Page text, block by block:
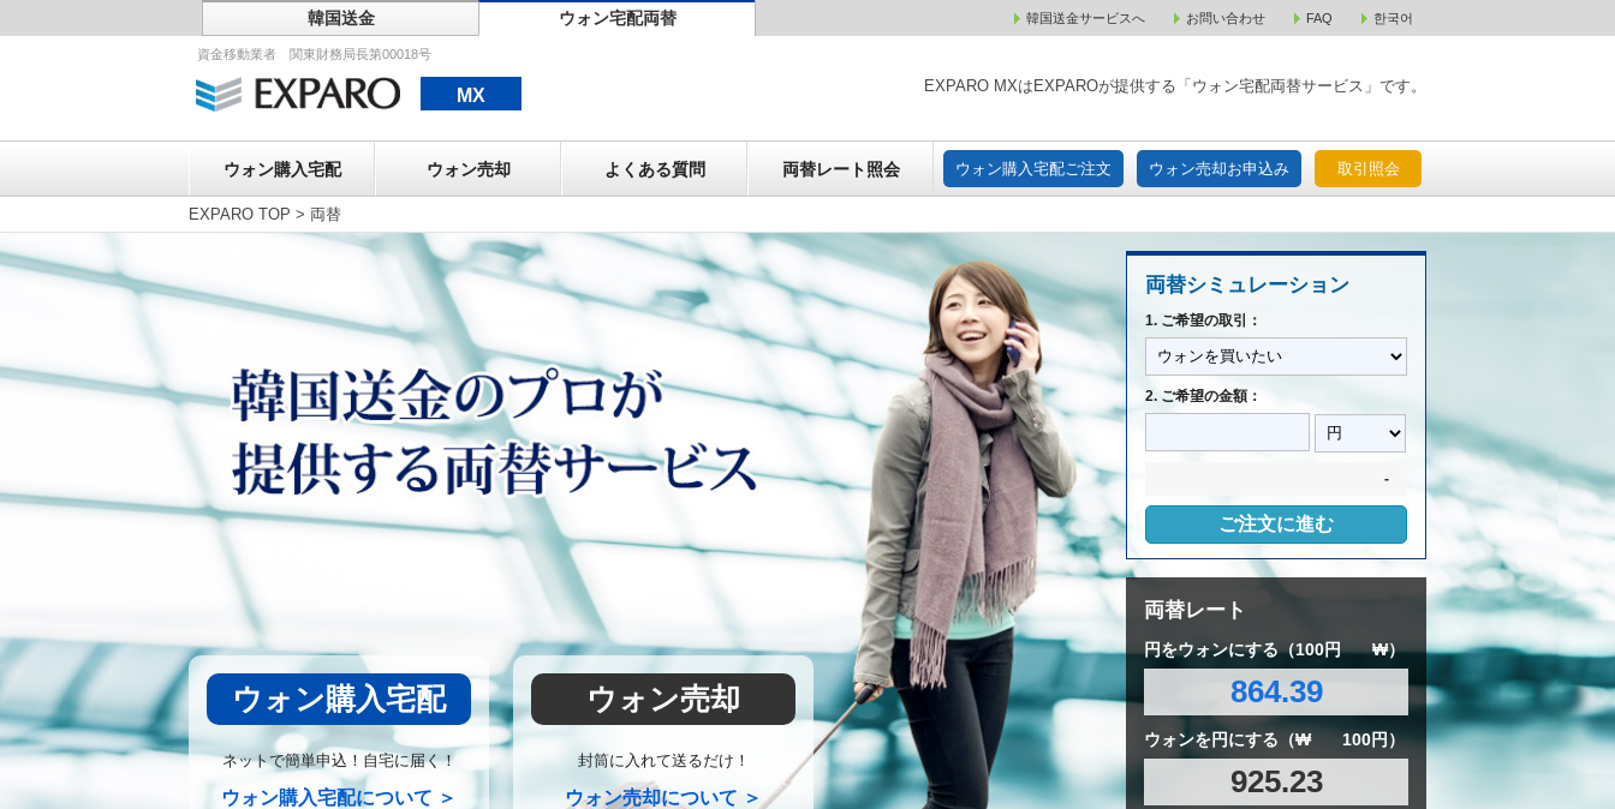
韓国送金 ウォン宅配両替 韓国送金サービスへ お問い合わせ FAQ 한국어
資金移動業者 関東財務局長第00018号
MX EXPARO MXはEXPAROが提供する「ウォン宅配両替サービス」です。
ウォン購入宅配 ウォン売却 よくある質問 両替レート照会 ウォン購入宅配ご注文 ウォン売却お申込み 取引照会
ウォン売却 ウォン購入宅配ご注文 ウォン売却お申込み 取引照会
EXPARO TOP > 両替
両替シミュレーション
1. ご希望の取引：
2. ご希望の金額：
-
ご注文に進む
両替レート
円をウォンにする（100円 ₩）
864.39
ウォンを円にする（₩ 100円）
925.23
ウォン購入宅配
ネットで簡単申込！自宅に届く！
ウォン購入宅配について ＞
ウォン売却
封筒に入れて送るだけ！
ウォン売却について ＞